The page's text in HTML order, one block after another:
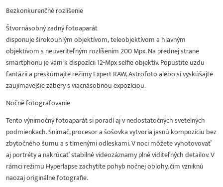
Bezkonkurenčné rozlíšenie
Štvornásobný zadný fotoaparát
disponuje širokouhlým objektívom, teleobjektívom a hlavným
objektívom s neuveriteľným rozlíšením 200 Mpx. Na prednej strane
smartphonu je vám k dispozícii 12-Mpx selfie objektív. Popustite uzdu
fantázii a preskúmajte režimy Expert RAW, Astrofoto alebo si vyskúšajte
zaujímavejšie zábery s viacnásobnou expozíciou.
Nočné fotografovanie
Tento výnimočný fotoaparát si poradí aj v nedostatočných svetelných
podmienkach. Snímač, procesor a šošovka vytvoria jasnú kompozíciu bez
zbytočného šumu a s tlmenými odleskami. V noci môžete vyhotovovať
aj portréty a nakrúcať stabilné videozáznamy plné viditeľných detailov. V
rámci režimu Hyperlapse zachytíte pohyb nočnej oblohy, čím vzniknú
naozaj originálne fotografie.